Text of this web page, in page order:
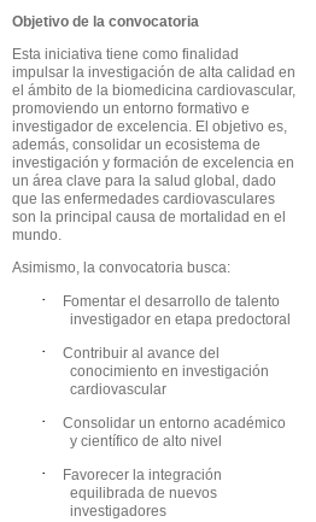
Objetivo de la convocatoria
Esta iniciativa tiene como finalidad
impulsar la investigación de alta calidad en
el ámbito de la biomedicina cardiovascular,
promoviendo un entorno formativo e
investigador de excelencia. El objetivo es,
además, consolidar un ecosistema de
investigación y formación de excelencia en
un área clave para la salud global, dado
que las enfermedades cardiovasculares
son la principal causa de mortalidad en el
mundo.
Asimismo, la convocatoria busca:
·
Fomentar el desarrollo de talento
investigador en etapa predoctoral
·
Contribuir al avance del
conocimiento en investigación
cardiovascular
·
Consolidar un entorno académico
y científico de alto nivel
·
Favorecer la integración
equilibrada de nuevos
investigadores